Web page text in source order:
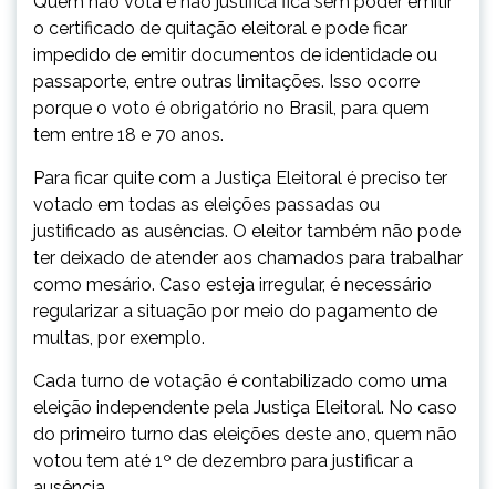
o certificado de quitação eleitoral e pode ficar
impedido de emitir documentos de identidade ou
passaporte, entre outras limitações. Isso ocorre
porque o voto é obrigatório no Brasil, para quem
tem entre 18 e 70 anos.
Para ficar quite com a Justiça Eleitoral é preciso ter
votado em todas as eleições passadas ou
justificado as ausências. O eleitor também não pode
ter deixado de atender aos chamados para trabalhar
como mesário. Caso esteja irregular, é necessário
regularizar a situação por meio do pagamento de
multas, por exemplo.
Cada turno de votação é contabilizado como uma
eleição independente pela Justiça Eleitoral. No caso
do primeiro turno das eleições deste ano, quem não
votou tem até 1º de dezembro para justificar a